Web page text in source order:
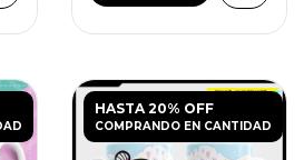
HASTA 20% OFF
COMPRANDO EN CANTIDAD